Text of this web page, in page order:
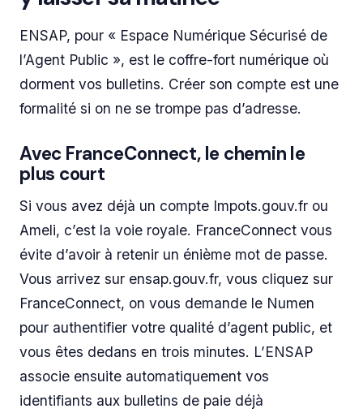
ENSAP, pour « Espace Numérique Sécurisé de
l’Agent Public », est le coffre-fort numérique où
dorment vos bulletins. Créer son compte est une
formalité si on ne se trompe pas d’adresse.
Avec FranceConnect, le chemin le
plus court
Si vous avez déjà un compte Impots.gouv.fr ou
Ameli, c’est la voie royale. FranceConnect vous
évite d’avoir à retenir un énième mot de passe.
Vous arrivez sur ensap.gouv.fr, vous cliquez sur
FranceConnect, on vous demande le Numen
pour authentifier votre qualité d’agent public, et
vous êtes dedans en trois minutes. L’ENSAP
associe ensuite automatiquement vos
identifiants aux bulletins de paie déjà